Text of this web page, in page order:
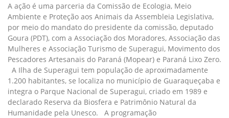
A ação é uma parceria da Comissão de Ecologia, Meio
Ambiente e Proteção aos Animais da Assembleia Legislativa,
por meio do mandato do presidente da comissão, deputado
Goura (PDT), com a Associação dos Moradores, Associação das
Mulheres e Associação Turismo de Superagui, Movimento dos
Pescadores Artesanais do Paraná (Mopear) e Paraná Lixo Zero.
A Ilha de Superagui tem população de aproximadamente
1.200 habitantes, se localiza no município de Guaraqueçaba e
integra o Parque Nacional de Superagui, criado em 1989 e
declarado Reserva da Biosfera e Patrimônio Natural da
Humanidade pela Unesco. A programação